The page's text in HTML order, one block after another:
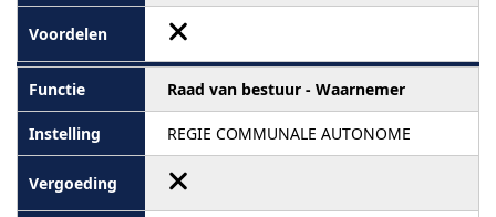
Raad van bestuur - Waarnemer
REGIE COMMUNALE AUTONOME